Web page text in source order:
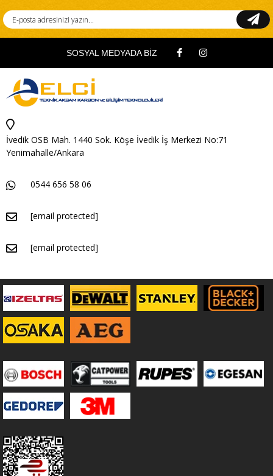
SOSYAL MEDYADA BİZ
İvedik OSB Mah. 1440 Sok. Köşe İvedik İş Merkezi No:71
Yenimahalle/Ankara
0544 656 58 06
[email protected]
[email protected]